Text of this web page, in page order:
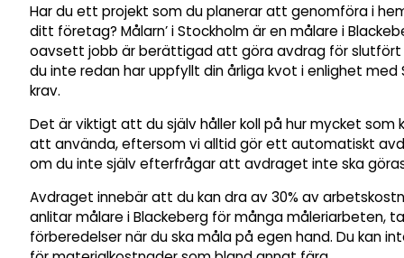
Har du ett projekt som du planerar att genomföra i
ditt företag? Målarn’ i Stockholm är en målare i
oavsett jobb är berättigad att göra avdrag för slutfört
du inte redan har uppfyllt din årliga kvot i enlighet
krav.
Det är viktigt att du själv håller koll på hur mycket som
att använda, eftersom vi alltid gör ett automatiskt
om du inte själv efterfrågar att avdraget inte ska
Avdraget innebär att du kan dra av 30% av
anlitar målare i Blackeberg för många måleriarbeten,
förberedelser när du ska måla på egen hand. Du kan